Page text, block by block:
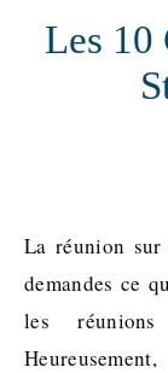
Les 10
La réunion sur le Stage de Terrain approche et tu te
demandes ce
les réunions